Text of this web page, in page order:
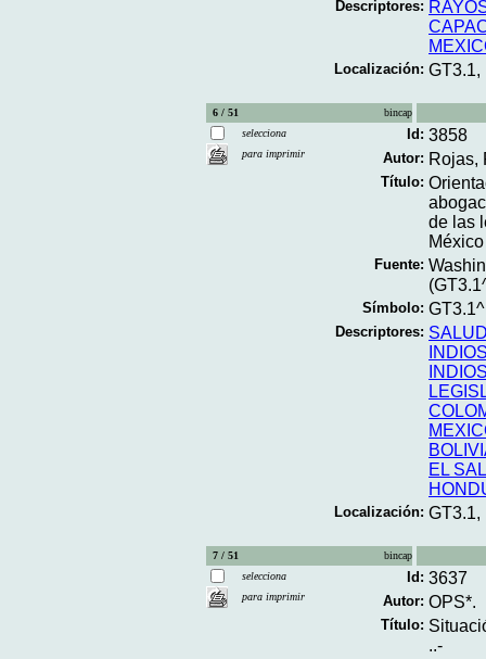
Descriptores:
Localización: GT3.1,
6 / 51
bincap
selecciona
para imprimir
Id: 3858
Autor: Rojas,
Título:
de las
Fuente:
Símbolo:
Descriptores:
EL
Localización: GT3.1,
7 / 51
bincap
selecciona
para imprimir
Id: 3637
Autor: OPS*.
Título:
..-